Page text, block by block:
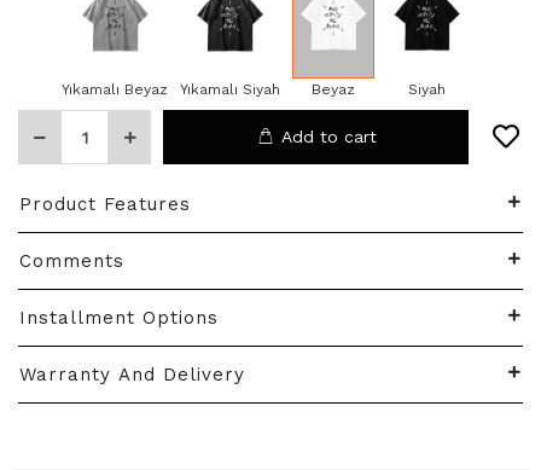
Yıkamalı Beyaz Yıkamalı Siyah Beyaz Siyah
Add to cart
Product Features
Comments
Installment Options
Warranty And Delivery